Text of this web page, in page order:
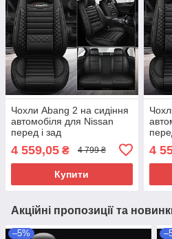
Чохли Abang 2 на сидіння
автомобіля для Nissan
перед і зад
4 559,05 ₴ 4 799 ₴
Купити
4
Акційні пропозиції та
–5%